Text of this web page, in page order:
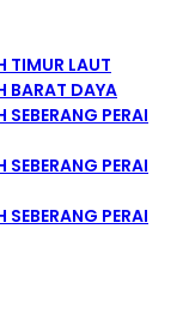
TIMUR LAUT
BARAT DAYA
PERAI
PERAI
PERAI